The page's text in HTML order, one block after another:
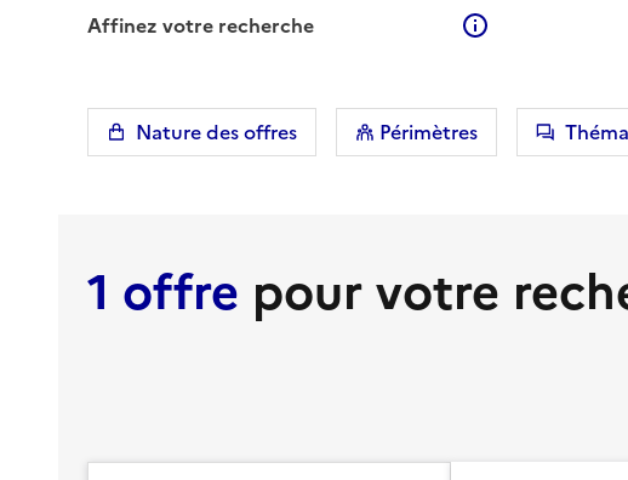
Affinez votre recherche
Nature des offres Périmètres
1 offre pour votre